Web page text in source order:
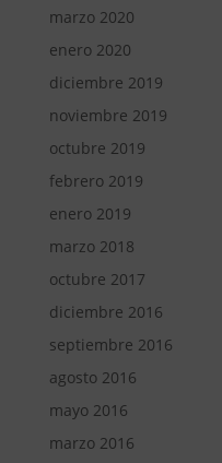
marzo 2020
enero 2020
diciembre 2019
noviembre 2019
octubre 2019
febrero 2019
enero 2019
marzo 2018
octubre 2017
diciembre 2016
septiembre 2016
agosto 2016
mayo 2016
marzo 2016